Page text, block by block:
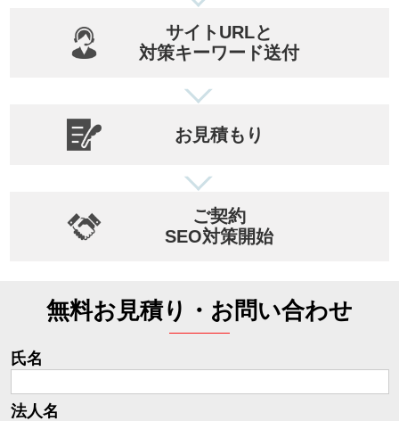
サイトURLと
対策キーワード送付
お見積もり
ご契約
SEO対策開始
無料お見積り・お問い合わせ
氏名
法人名